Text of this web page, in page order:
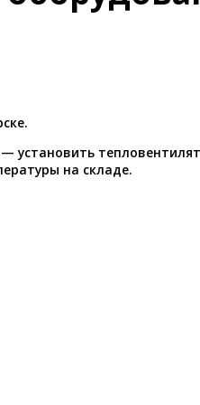
установить
на складе.